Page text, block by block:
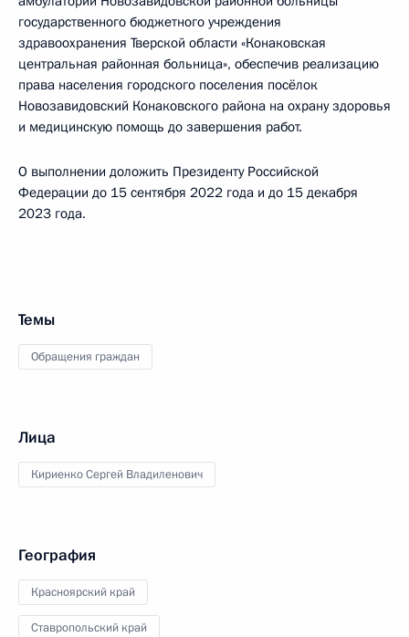
государственного бюджетного учреждения
здравоохранения Тверской области «Конаковская
центральная районная больница», обеспечив реализацию
права населения городского поселения посёлок
Новозавидовский Конаковского района на охрану здоровья
и медицинскую помощь до завершения работ.
О выполнении доложить Президенту Российской
Федерации до 15 сентября 2022 года и до 15 декабря
2023 года.
Темы
Обращения граждан
Лица
Кириенко Сергей Владиленович
География
Красноярский край
Ставропольский край